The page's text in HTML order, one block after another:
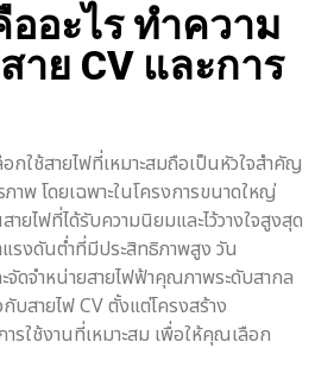
อะไร ทำความ
าย CV และการ
กใช้สายไฟที่เหมาะสมถือเป็นหัวใจสำคัญ
าพ โดยเฉพาะในโครงการขนาดใหญ่
ยไฟที่ได้รับความนิยมและไว้วางใจสูงสุด
รงดันต่ำที่มีประสิทธิภาพสูง วัน
จัดจำหน่ายสายไฟฟ้าคุณภาพระดับสากล
บสายไฟ CV ตั้งแต่โครงสร้าง
ใช้งานที่เหมาะสม เพื่อให้คุณเลือก